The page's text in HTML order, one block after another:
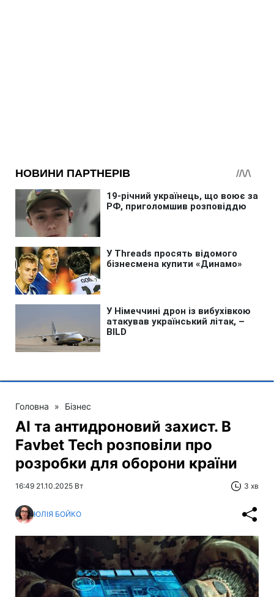
Головна » Бізнес
AI та антидроновий захист. В
Favbet Tech розповіли про
розробки для оборони країни
16:49 21.10.2025 Вт 3 хв
ЮЛІЯ БОЙКО